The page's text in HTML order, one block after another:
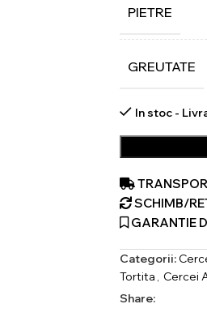
PIETRE
GREUTATE
In stoc -
SCHIMB/
GARANTIE
Categorii:
Tortita , Cercei
Share: